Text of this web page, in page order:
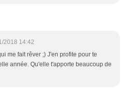
2018 14:42
me fait rêver ;) J'en profite pour te
année. Qu'elle t'apporte beaucoup de